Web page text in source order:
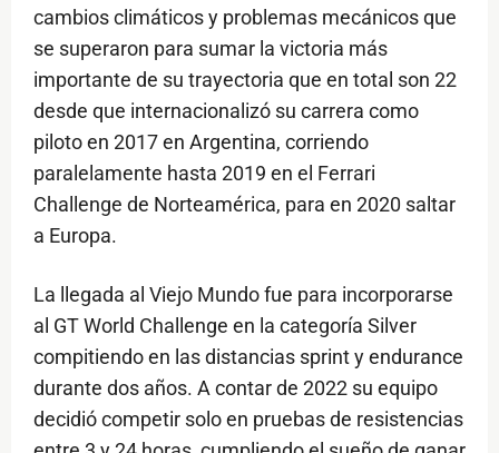
cambios climáticos y problemas mecánicos que
se superaron para sumar la victoria más
importante de su trayectoria que en total son 22
desde que internacionalizó su carrera como
piloto en 2017 en Argentina, corriendo
paralelamente hasta 2019 en el Ferrari
Challenge de Norteamérica, para en 2020 saltar
a Europa.
La llegada al Viejo Mundo fue para incorporarse
al GT World Challenge en la categoría Silver
compitiendo en las distancias sprint y endurance
durante dos años. A contar de 2022 su equipo
decidió competir solo en pruebas de resistencias